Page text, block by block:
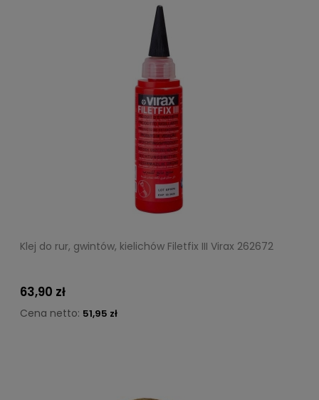
Klej do rur, gwintów, kielichów Filetfix III Virax 262672
63,90 zł
Cena netto: 51,95 zł